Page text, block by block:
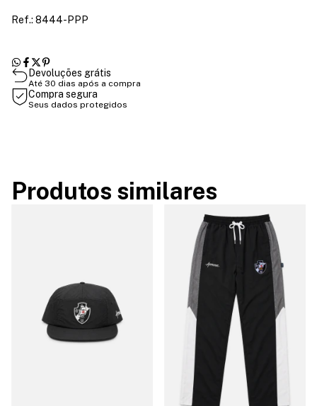
Ref.: 8444-PPP
Devoluções grátis
Até 30 dias após a compra
Compra segura
Seus dados protegidos
Produtos similares